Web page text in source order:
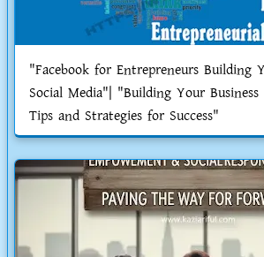
"Facebook for Entrepreneurs Building
Social Media"| "Building Your Business
Tips and Strategies for Success"